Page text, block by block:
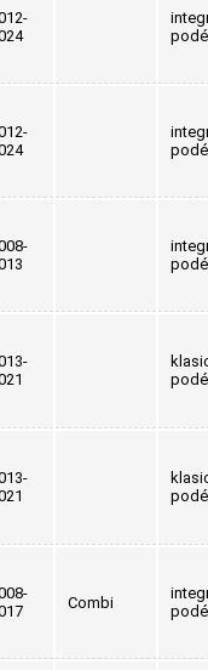
Combi